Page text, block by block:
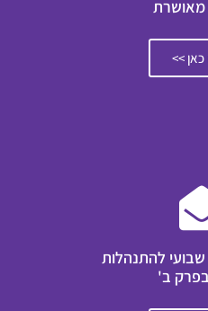
מאושרת
>>
להתנהלות
בפרק ב'